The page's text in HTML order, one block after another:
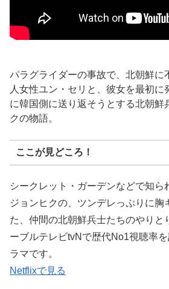
パラグライダーの事故で、北朝鮮に
人女性ユン・セリと、彼女を最初に
に韓国側に送り返そうとする北朝鮮
クの物語。
ここが見どころ！
シークレット・ガーデンなどで知ら
ジョンヒクの、ツンデレっぷりに胸
た、仲間の北朝鮮兵士たちのやりと
ーブルテレビtvNで歴代No1視聴率
ラマです。
Netflixで見る